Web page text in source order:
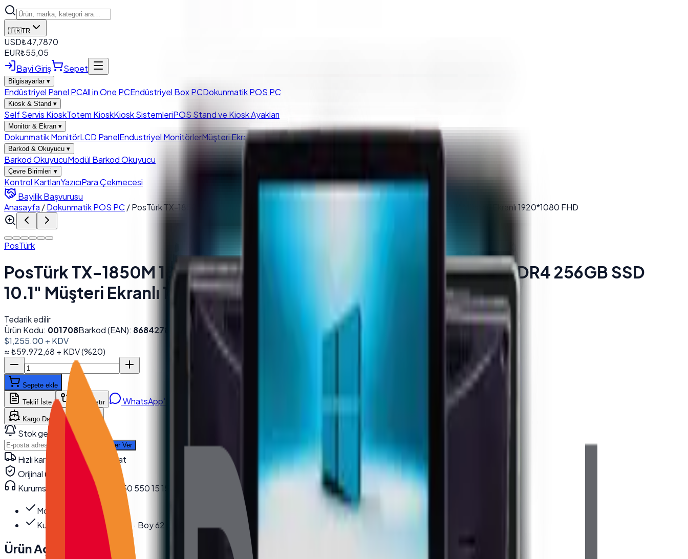
🇹🇷TR
USD₺47,7870
EUR₺55,05
Bayi Giriş
Sepet
Bilgisayarlar ▾
Endüstriyel Panel PCAll in One PCEndüstriyel Box PCDokunmatik POS PC
Kiosk & Stand ▾
Self Servis KioskTotem KioskKiosk SistemleriPOS Stand ve Kiosk Ayakları
Monitör & Ekran ▾
Dokunmatik MonitörLCD PanelEndustriyel MonitörlerMüşteri Ekranları
Barkod & Okuyucu ▾
Barkod OkuyucuModül Barkod Okuyucu
Çevre Birimleri ▾
Kontrol KartlarıYazıcıPara Çekmecesi
Bayilik Başvurusu
Anasayfa /Dokunmatik POS PC/PosTürk TX-1850M 18.5'' Dokunmatik Bilgisayar I7 10610U 16GB DDR4 256GB SSD 10.1" Müşteri Ekranlı 1920*1080 FHD
PosTürk
PosTürk TX-1850M 18.5'' Dokunmatik Bilgisayar I7 10610U 16GB DDR4 256GB SSD
10.1" Müşteri Ekranlı 1920*1080 FHD
Tedarik edilir
Ürün Kodu: 001708Barkod (EAN): 8684278850929
$1,255.00 + KDV
≈₺59.972,68 + KDV(%20)
Sepete ekle
Teklif İste Karşılaştır WhatsApp'tan Sor
Kargo Dahil Fiyat Hesapla
Stok gelince haber ver
Haber Ver
Hızlı kargo · kurumsal teslimat
Orijinal ürün · garanti
Kurumsal teknik destek
· 0850 550 15 15
Model
TX-1850M
Kutu Ölçüleri
En 22.5 cm · Boy 62 cm · Yü…
Ürün Açıklaması